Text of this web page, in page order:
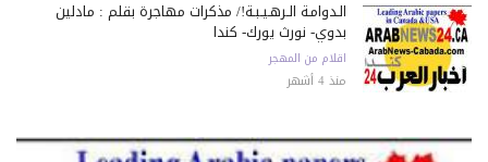
الـدوامـة الـرهـيـبـة!/ مذكرات مهاجرة بقلم : مادلين
بدوي- نورث يورك- كندا
اقلام من المهجر
منذ 4 أشهر